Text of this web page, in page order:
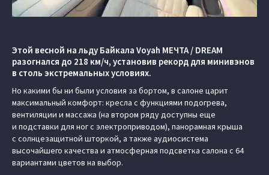
Этой весной на льду Байкала Voyah МЕЧТА / DREAM
разогнался до 218 км/ч, установив рекорд для минивэнов
в столь экстремальных условиях.
Но какими бы ни были условия за бортом, в салоне царит
максимальный комфорт: кресла с функциями подогрева,
вентиляции и массажа (на втором ряду доступны еще
и подставки для ног с электроприводом), панорамная крыша
с солнцезащитной шторкой, а также аудиосистема
высочайшего качества и атмосферная подсветка салона с 64
вариантами цветов на выбор.